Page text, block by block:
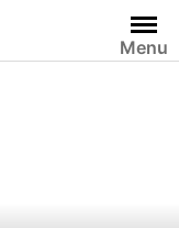
Menu